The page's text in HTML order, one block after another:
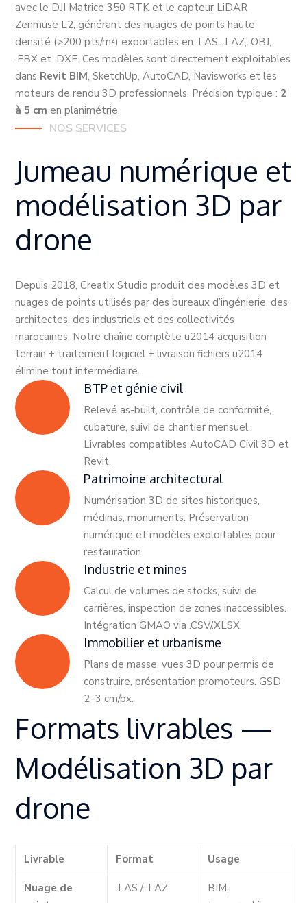
avec le DJI Matrice 350 RTK et le capteur LiDAR
Zenmuse L2, générant des nuages de points haute
densité (>200 pts/m²) exportables en .LAS, .LAZ, .OBJ,
.FBX et .DXF. Ces modèles sont directement exploitables
dans Revit BIM, SketchUp, AutoCAD, Navisworks et les
moteurs de rendu 3D professionnels. Précision typique : 2
à 5 cm en planimétrie.
NOS SERVICES
Jumeau numérique et
modélisation 3D par
drone
Depuis 2018, Creatix Studio produit des modèles 3D et
nuages de points utilisés par des bureaux d’ingénierie, des
architectes, des industriels et des collectivités
marocaines. Notre chaîne complète u2014 acquisition
terrain + traitement logiciel + livraison fichiers u2014
élimine tout intermédiaire.
BTP et génie civil
Relevé as-built, contrôle de conformité,
cubature, suivi de chantier mensuel.
Livrables compatibles AutoCAD Civil 3D et
Revit.
Patrimoine architectural
Numérisation 3D de sites historiques,
médinas, monuments. Préservation
numérique et modèles exploitables pour
restauration.
Industrie et mines
Calcul de volumes de stocks, suivi de
carrières, inspection de zones inaccessibles.
Intégration GMAO via .CSV/.XLSX.
Immobilier et urbanisme
Plans de masse, vues 3D pour permis de
construire, présentation promoteurs. GSD
2–3 cm/px.
Formats livrables —
Modélisation 3D par
drone
Livrable Format Usage
Nuage de
.LAS / .LAZ
BIM,